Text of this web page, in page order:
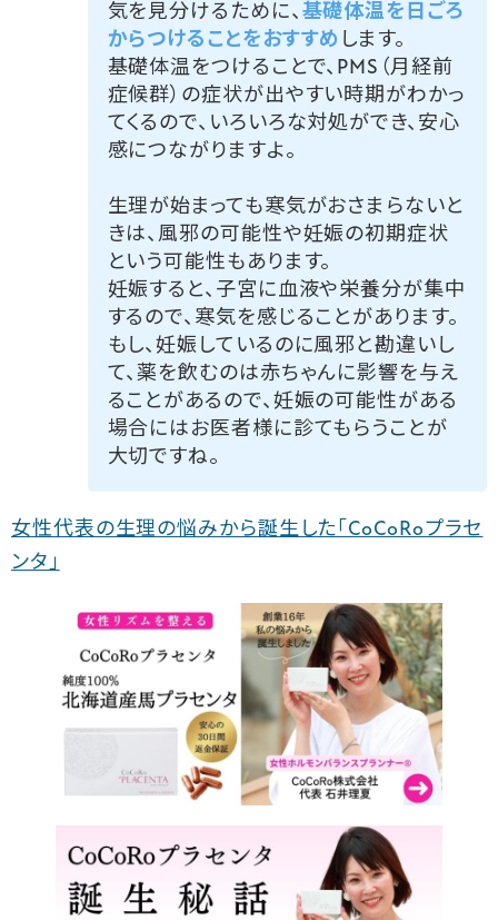
気を見分けるために、 基礎体温を日ごろ
からつけることをおすすめ します。
基礎体温をつけることで、PMS（月経前
症候群）の症状が出やすい時期がわかっ
てくるので、いろいろな対処ができ、安心
感につながりますよ。
生理が始まっても寒気がおさまらないと
きは、風邪の可能性や妊娠の初期症状
という可能性もあります。
妊娠すると、子宮に血液や栄養分が集中
するので、寒気を感じることがあります。
もし、妊娠しているのに風邪と勘違いし
て、薬を飲むのは赤ちゃんに影響を与え
ることがあるので、妊娠の可能性がある
場合にはお医者様に診てもらうことが
大切ですね。
女性代表の生理の悩みから誕生した「CoCoRoプラセ
ンタ」